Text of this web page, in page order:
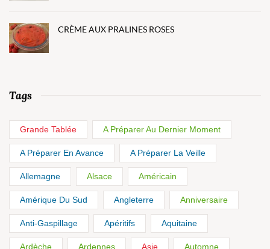
CRÈME AUX PRALINES ROSES
Tags
Grande Tablée A Préparer Au Dernier Moment
A Préparer En Avance A Préparer La Veille
Allemagne Alsace Américain
Amérique Du Sud Angleterre Anniversaire
Anti-Gaspillage Apéritifs Aquitaine
Ardèche Ardennes Asie Automne